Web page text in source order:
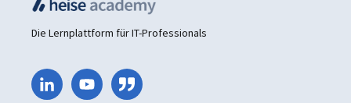
Die Lernplattform für IT-Professionals